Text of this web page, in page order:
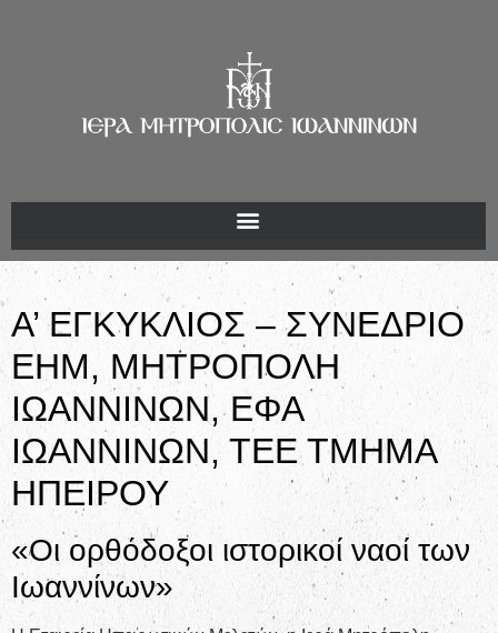
Α’ ΕΓΚΥΚΛΙΟΣ – ΣΥΝΕΔΡΙΟ
ΕΗΜ, ΜΗΤΡΟΠΟΛΗ
ΙΩΑΝΝΙΝΩΝ, ΕΦΑ
ΙΩΑΝΝΙΝΩΝ, ΤΕΕ ΤΜΗΜΑ
ΗΠΕΙΡΟΥ
«Οι ορθόδοξοι ιστορικοί ναοί των
Ιωαννίνων»